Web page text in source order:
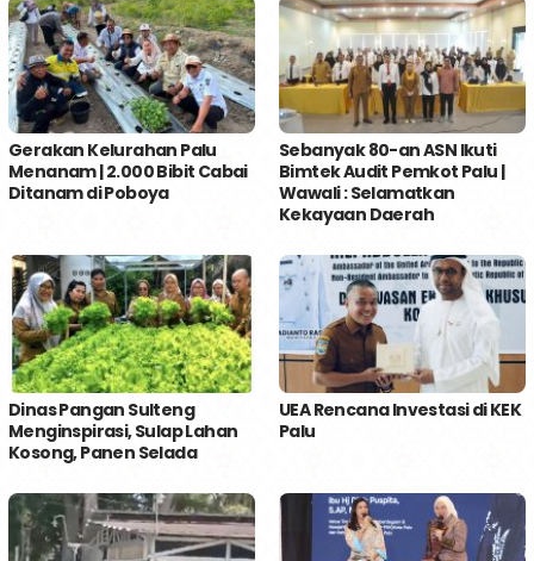
Gerakan Kelurahan Palu
Menanam | 2.000 Bibit Cabai
Ditanam di Poboya
Sebanyak 80-an ASN Ikuti
Bimtek Audit Pemkot Palu |
Wawali : Selamatkan
Kekayaan Daerah
Dinas Pangan Sulteng
Menginspirasi, Sulap Lahan
Kosong, Panen Selada
UEA Rencana Investasi di KEK
Palu